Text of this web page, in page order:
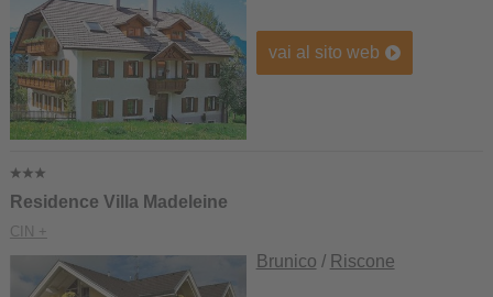
vai al sito web
Residence Villa Madeleine
CIN +
Brunico / Riscone